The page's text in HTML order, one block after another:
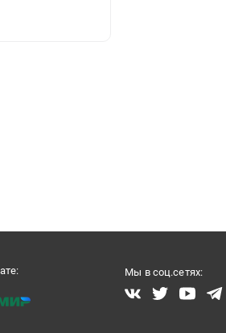
Мы в соц.сетях: